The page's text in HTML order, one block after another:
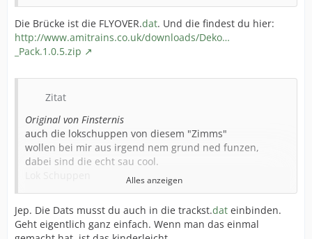
Die Brücke ist die FLYOVER.dat. Und die findest du hier:
http://www.amitrains.co.uk/downloads/Deko…
_Pack.1.0.5.zip
Zitat
Original von Finsternis
auch die lokschuppen von diesem "Zimms"
wollen bei mir aus irgend nem grund ned funzen,
dabei sind die echt sau cool.
bestimmt brauch ich da wieder ne veränderte "trak"
und dann funzt was anderes wieder nimmer.
Alles anzeigen
Jep. Die Dats musst du auch in die trackst.dat einbinden.
Geht eigentlich ganz einfach. Wenn man das einmal